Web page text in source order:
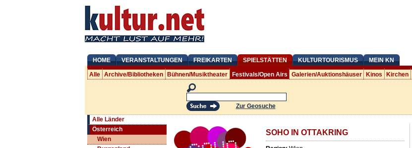
HOME VERANSTALTUNGEN FREIKARTEN SPIELSTÄTTEN KULTURTOURISMUS MEIN KN
Alle Archive/Bibliotheken Bühnen/Musiktheater Festivals/Open Airs Galerien/Auktionshäuser Kinos Kirchen
Zur Geosuche
Alle Länder
Österreich
Wien
SOHO IN OTTAKRING